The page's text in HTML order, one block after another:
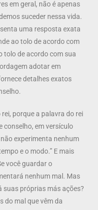
em geral, não é apenas
suceder nessa vida.
uma resposta exata
ao tolo de acordo com
tolo de acordo com sua
adotar em
detalhes exatos
porque a palavra do rei
conselho, em versículo
experimenta nenhum
e o modo.” E mais
você guardar o
nenhum mal. Mas
suas próprias más ações?
do mal que vêm da